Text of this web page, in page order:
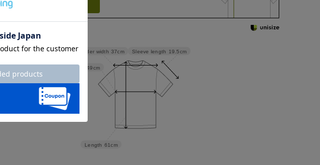
Sleeve length 19.5cm
Length 61cm
49cm
Shoulder width 37cm